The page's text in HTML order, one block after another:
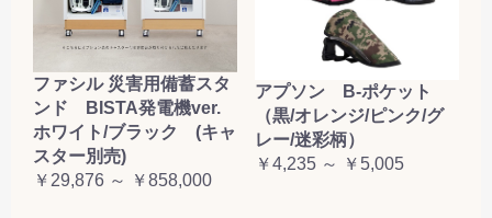
ファシル 災害用備蓄スタ
ンド BISTA発電機ver.
ホワイト/ブラック (キャ
スター別売)
￥29,876 ～ ￥858,000
アプソン B-ポケット
（黒/オレンジ/ピンク/グ
レー/迷彩柄）
￥4,235 ～ ￥5,005